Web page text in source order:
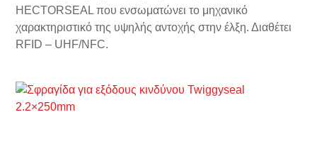
HECTORSEAL που ενσωματώνει το μηχανικό
χαρακτηριστικό της υψηλής αντοχής στην έλξη. Διαθέτει
RFID – UHF/NFC.